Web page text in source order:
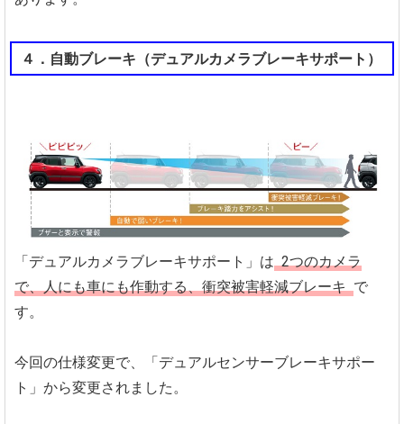
４．自動ブレーキ（デュアルカメラブレーキサポート）
「デュアルカメラブレーキサポート」は 2つのカメラ
で、人にも車にも作動する、衝突被害軽減ブレーキ で
す。
今回の仕様変更で、「デュアルセンサーブレーキサポー
ト」から変更されました。